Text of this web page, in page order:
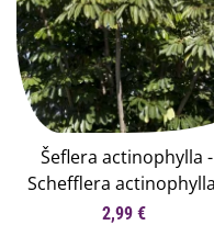
Šeflera actinophylla -
Schefflera
semená - 6 ks
2,99 €